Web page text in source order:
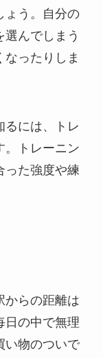
ょう。自分の
んでしまう
なったりしま
るには、トレ
。トレーニン
った強度や練
からの距離は
日の中で無理
い物のついで